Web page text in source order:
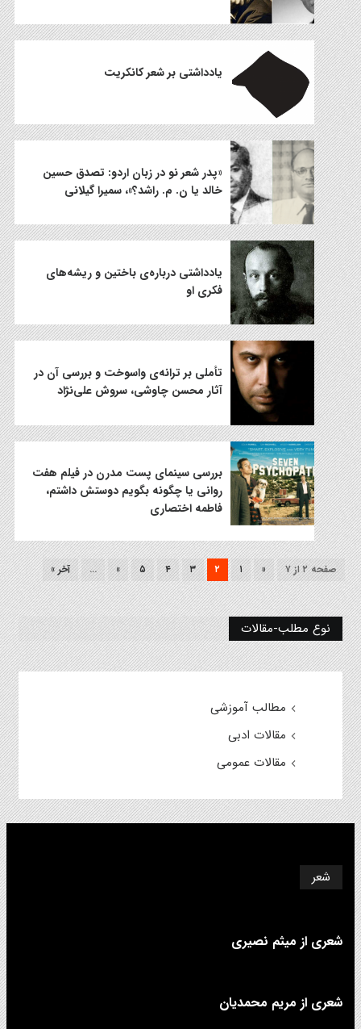
یادداشتی بر شعر کانکریت
«پدر شعر نو در زبان اردو: تصدق حسین
خالد یا ن. م. راشد؟»، سمیرا گیلانی
یادداشتی درباره‌ی باختین و ریشه‌های
فکری او
تأملی بر ترانه‌ی واسوخت و بررسی آن در
آثار محسن چاوشی، سروش علی‌نژاد
بررسی سینمای پست مدرن در فیلم هفت
روانی یا چگونه بگویم دوستش داشتم،
فاطمه اختصاری
صفحه ۲ از ۷ « ۱ ۲ ۳ ۴ ۵ »
... آخر »
نوع مطلب-مقالات
مطالب آموزشی
مقالات ادبی
مقالات عمومی
شعر
شعری از میثم نصیری
شعری از مریم محمدیان